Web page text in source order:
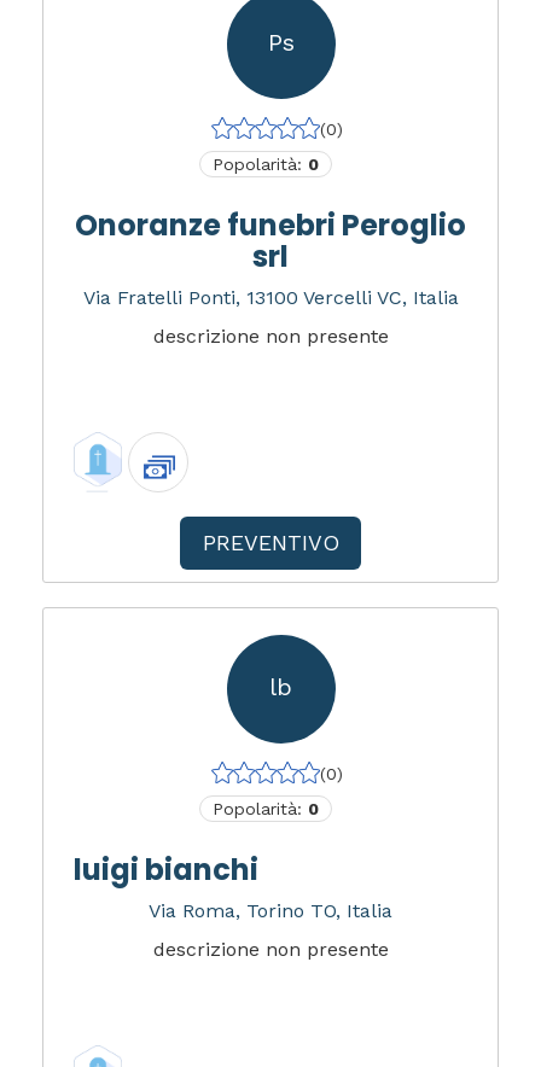
Ps
(0)
Popolarità: 0
Onoranze funebri Peroglio
srl
Via Fratelli Ponti, 13100 Vercelli VC, Italia
descrizione non presente
PREVENTIVO
lb
(0)
Popolarità: 0
luigi bianchi
Via Roma, Torino TO, Italia
descrizione non presente